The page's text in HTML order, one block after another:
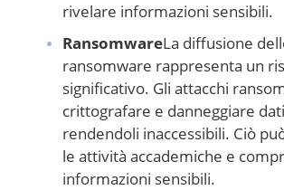
rivelare informazioni sensibili.
RansomwareLa diffusione
ransomware rappresenta un
significativo. Gli attacchi
crittografare e danneggiare
rendendoli inaccessibili. Ciò
le attività accademiche e
informazioni sensibili.